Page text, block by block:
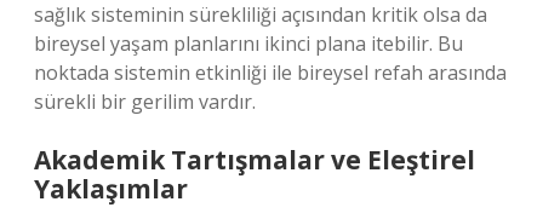
sağlık sisteminin sürekliliği açısından kritik olsa da
bireysel yaşam planlarını ikinci plana itebilir. Bu
noktada sistemin etkinliği ile bireysel refah arasında
sürekli bir gerilim vardır.
Akademik Tartışmalar ve Eleştirel
Yaklaşımlar